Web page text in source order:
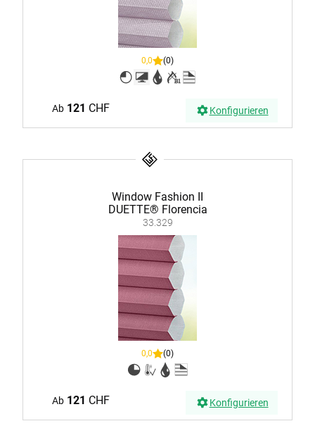
0,0 (0)
Ab 121 CHF Konfigurieren
Window Fashion II
DUETTE® Florencia
33.329
0,0 (0)
Ab 121 CHF Konfigurieren